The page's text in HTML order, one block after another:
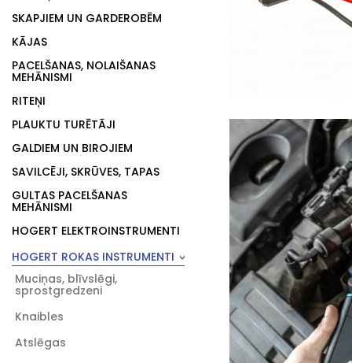
SKAPJIEM UN GARDEROBĒM
KĀJAS
PACELŠANAS, NOLAIŠANAS
MEHĀNISMI
RITEŅI
PLAUKTU TURĒTĀJI
GALDIEM UN BIROJIEM
SAVILCĒJI, SKRŪVES, TAPAS
GULTAS PACELŠANAS
MEHĀNISMI
HOGERT ELEKTROINSTRUMENTI
HOGERT ROKAS INSTRUMENTI
Muciņas, blīvslēgi,
sprostgredzeni
Knaibles
Atslēgas